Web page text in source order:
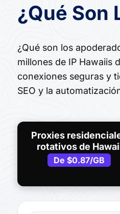
¿Qué Son
¿Qué son los
millones de IP Hawaiis
conexiones seguras y
SEO y la
Proxies
rotativos de
De$0.87/GB